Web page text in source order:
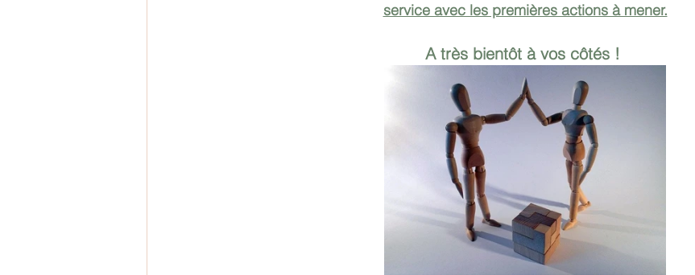
service avec les premières actions à mener.
A très bientôt à vos côtés !